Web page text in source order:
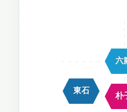
東石
六
朴